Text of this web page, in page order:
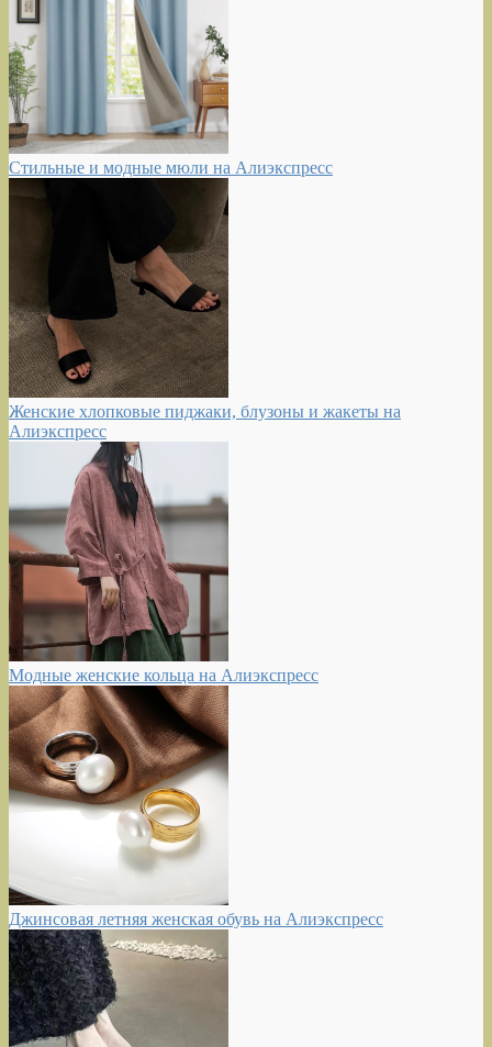
Стильные и модные мюли на Алиэкспресс
Женские хлопковые пиджаки, блузоны и жакеты на
Алиэкспресс
Модные женские кольца на Алиэкспресс
Джинсовая летняя женская обувь на Алиэкспресс